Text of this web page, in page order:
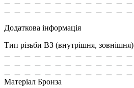
Додаткова інформація
Тип різьби ВЗ (внутрішня, зовнішня)
Матеріал Бронза